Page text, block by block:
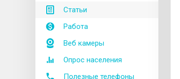
Статьи
Работа
Веб камеры
Опрос населения
Полезные телефоны